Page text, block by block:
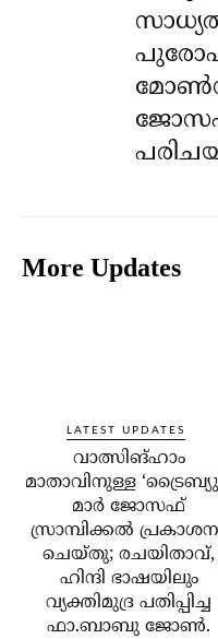
More Updates
LATEST UPDATES
വാത്സിങ്ഹാം
മാതാവിനുള്ള
മാർ ജോസഫ്
സ്രാമ്പിക്കൽ
ചെയ്തു; രചയിതാവ്,
ഹിന്ദി ഭാഷയിലും
വ്യക്തിമുദ്ര പതിപ്പിച്ച
ഫാ.ബാബു ജോൺ.